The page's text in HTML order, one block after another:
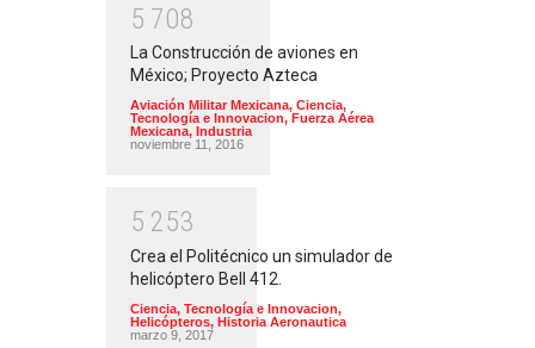
5 708
La Construcción de aviones en
México; Proyecto Azteca
Aviación Militar Mexicana, Ciencia,
Tecnología e Innovacion, Fuerza Aérea
Mexicana, Industria
noviembre 11, 2016
5 253
Crea el Politécnico un simulador de
helicóptero Bell 412.
Ciencia, Tecnología e Innovacion,
Helicópteros, Historia Aeronautica
marzo 9, 2017